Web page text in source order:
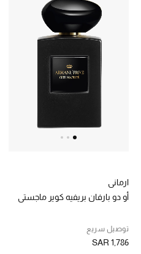
جميع الملابس الرجالية
جميع الإكسسورات الرجالية
العناية الشخصية بالرجال
صُممت للرجال
ارماني
أو دو بارفان بريفيه كوير ماجستي
توصيل سريع
SAR 1,786